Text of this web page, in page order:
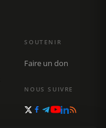
SOUTENIR
Faire un don
NOUS SUIVRE